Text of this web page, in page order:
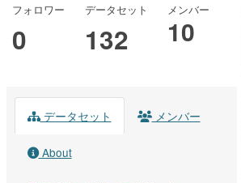
フォロワー
0
データセット
132
メンバー
10
データセット メンバー
About